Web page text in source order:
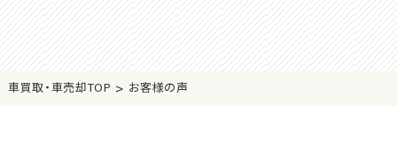
車買取・車売却TOP > お客様の声